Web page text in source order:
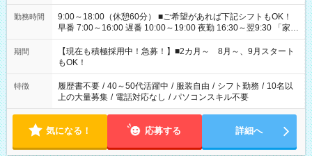
勤務時間
9:00～18:00（休憩60分） ■ご希望があれば下記シフトもOK！
早番 7:00～16:00 遅番 10:00～19:00 夜勤 16:30～翌9:30 「家族
と休みを合わせたい」 「余裕を持って夕飯の準備がしたい」
「できれば残業はしたくない」 など、ご希望を教えてください
ね。 ※Wワーク希望の方へ 今ご覧のお仕事で希望する勤務時間
と、もう1つのお仕事の勤務時間が 合計で週40時間を超える場
合は応募できません。
期間
【現在も積極採用中！急募！】■2カ月～ 8月～、9月スタート
もOK！
特徴 履歴書不要 / 40～50代活躍中 / 服装自由 / シフト勤務 / 10名以
上の大量募集 / 電話対応なし / パソコンスキル不要
気になる！ 応募する 詳細へ